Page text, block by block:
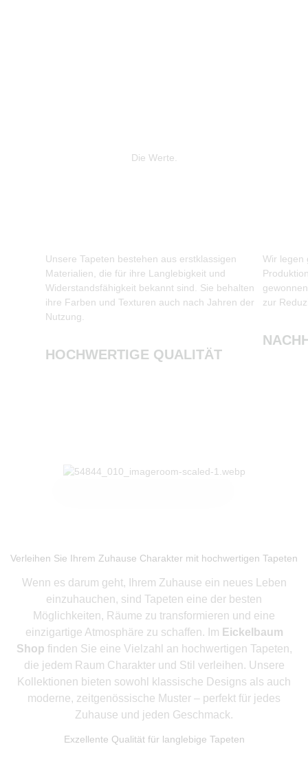
Die Werte.
Unsere Tapeten bestehen aus erstklassigen
Materialien, die für ihre Langlebigkeit und
Widerstandsfähigkeit bekannt sind. Sie behalten
ihre Farben und Texturen auch nach Jahren der
Nutzung.
HOCHWERTIGE QUALITÄT
Wir legen
zur
Verleihen Sie Ihrem Zuhause Charakter mit hochwertigen Tapeten
Wenn es darum geht, Ihrem Zuhause ein neues Leben
einzuhauchen, sind Tapeten eine der besten
Möglichkeiten, Räume zu transformieren und eine
einzigartige Atmosphäre zu schaffen. Im Eickelbaum
Shop finden Sie eine Vielzahl an hochwertigen Tapeten,
die jedem Raum Charakter und Stil verleihen. Unsere
Kollektionen bieten sowohl klassische Designs als auch
moderne, zeitgenössische Muster – perfekt für jedes
Zuhause und jeden Geschmack.
Exzellente Qualität für langlebige Tapeten